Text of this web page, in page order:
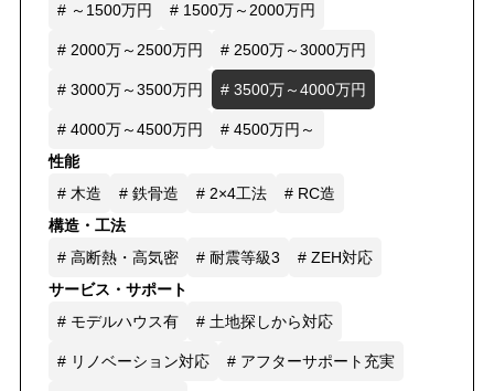
# ～1500万円
# 1500万～2000万円
# 2000万～2500万円 # 2500万～3000万円
# 3000万～3500万円 # 3500万～4000万円
# 4000万～4500万円
# 4500万円～
性能
# 木造
# 鉄骨造 # 2×4工法
# RC造
構造・工法
# 高断熱・高気密
# 耐震等級3
# ZEH対応
サービス・サポート
# モデルハウス有
# 土地探しから対応
# リノベーション対応 # アフターサポート充実